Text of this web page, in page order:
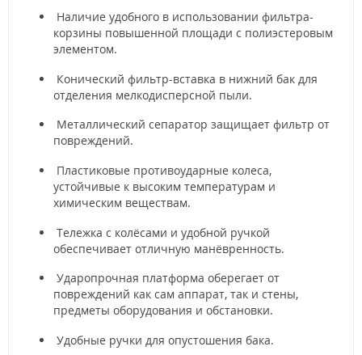
Наличие удобного в использовании фильтра-
корзины повышенной площади с полиэстеровым
элементом.
Конический фильтр-вставка в нижний бак для
отделения мелкодисперсной пыли.
Металлический сепаратор защищает фильтр от
повреждений.
Пластиковые противоударные колеса,
устойчивые к высоким температурам и
химическим веществам.
Тележка с колёсами и удобной ручкой
обеспечивает отличную манёвренность.
Ударопрочная платформа оберегает от
повреждений как сам аппарат, так и стены,
предметы оборудования и обстановки.
Удобные ручки для опустошения бака.